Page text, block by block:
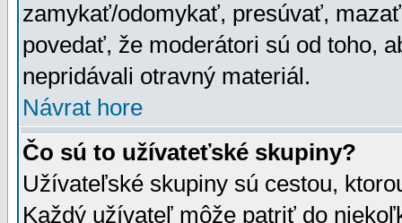
zamykať/odomykať, presúvať,
povedať, že moderátori sú od toho,
nepridávali otravný materiál.
Návrat hore
Čo sú to užívateťské skupiny?
Užívateľské skupiny sú cestou,
Každý užívateľ môže patriť do